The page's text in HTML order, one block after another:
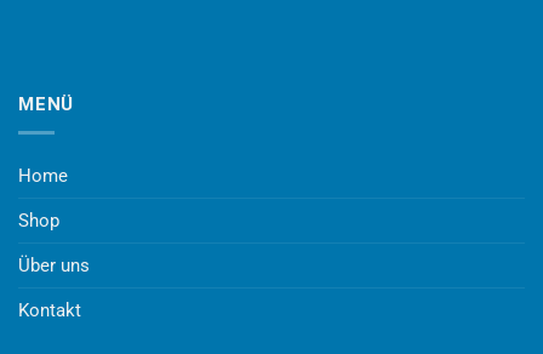
MENÜ
Home
Shop
Über uns
Kontakt